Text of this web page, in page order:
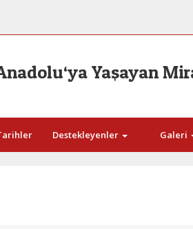
Yaşayan
Destekleyenler Galeri